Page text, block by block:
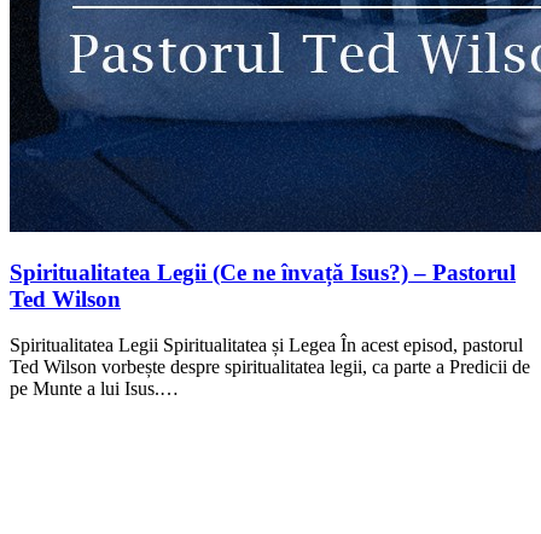
Spiritualitatea Legii (Ce ne învață Isus?) – Pastorul
Ted Wilson
Spiritualitatea Legii Spiritualitatea și Legea În acest episod, pastorul
Ted Wilson vorbește despre spiritualitatea legii, ca parte a Predicii de
pe Munte a lui Isus.…